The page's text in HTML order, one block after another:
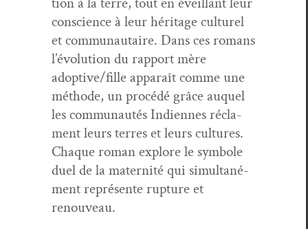
con­science à leur héritage cul­turel
et com­mu­nau­taire. Dans ces romans
l’évolution du rap­port mère
adoptive/fille appa­raît comme une
méth­ode, un procédé grâce auquel
les com­mu­nautés Indi­ennes récla­
ment leurs ter­res et leurs cul­tures.
Chaque roman explore le sym­bole
duel de la mater­nité qui simul­tané­
ment représente rup­ture et
renouveau.